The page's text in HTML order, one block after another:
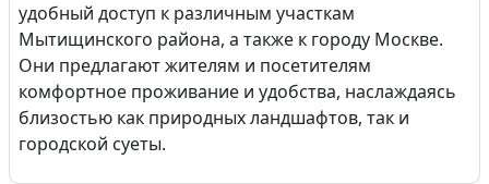
удобный доступ к различным участкам
Мытищинского района, а также к городу Москве.
Они предлагают жителям и посетителям
комфортное проживание и удобства, наслаждаясь
близостью как природных ландшафтов, так и
городской суеты.